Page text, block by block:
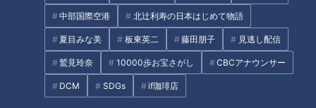
中部国際空港 北辻利寿の日本はじめて物語
夏目みな美 板東英二 藤田朋子 見逃し配信
鷲見玲奈 10000歩お宝さがし CBCアナウンサー
DCM SDGs if珈琲店
たな役割も生まれています。
生徒は15～88歳 半数が外国籍
病弱だった幼少期 家庭の事情